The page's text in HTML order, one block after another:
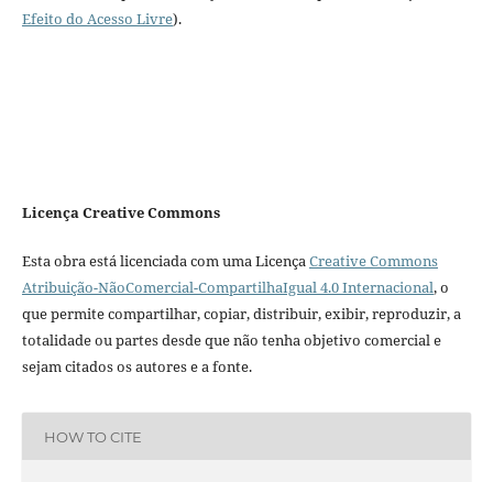
Efeito do Acesso Livre).
Licença Creative Commons
Esta obra está licenciada com uma LicençaCreative Commons
Atribuição-NãoComercial-CompartilhaIgual 4.0 Internacional, o
que permite compartilhar, copiar, distribuir, exibir, reproduzir, a
totalidade ou partes desde que não tenha objetivo comercial e
sejam citados os autores e a fonte.
HOW TO CITE